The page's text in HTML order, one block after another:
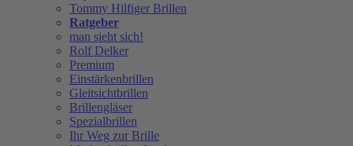
Tommy Hilfiger Brillen
Ratgeber
man sieht sich!
Rolf Delker
Premium
Einstärkenbrillen
Gleitsichtbrillen
Brillengläser
Spezialbrillen
Ihr Weg zur Brille